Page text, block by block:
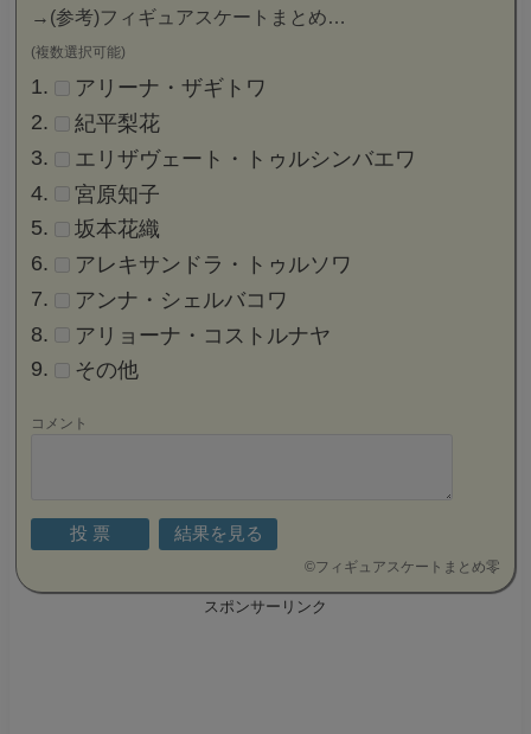
→ (参考)フィギュアスケートまとめ…
(複数選択可能)
アリーナ・ザギトワ
紀平梨花
エリザヴェート・トゥルシンバエワ
宮原知子
坂本花織
アレキサンドラ・トゥルソワ
アンナ・シェルバコワ
アリョーナ・コストルナヤ
その他
コメント
©フィギュアスケートまとめ零
スポンサーリンク